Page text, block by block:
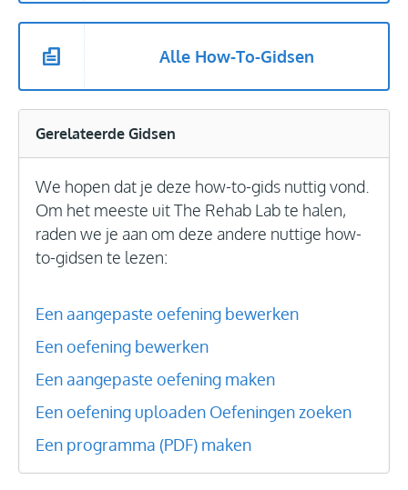
Alle How-To-Gidsen
Gerelateerde Gidsen
We hopen dat je deze how-to-gids nuttig vond.
Om het meeste uit The Rehab Lab te halen,
raden we je aan om deze andere nuttige how-
to-gidsen te lezen:
Een aangepaste oefening bewerken
Een oefening bewerken
Een aangepaste oefening maken
Een oefening uploaden Oefeningen zoeken
Een programma (PDF) maken